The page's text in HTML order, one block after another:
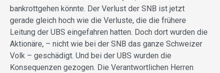
bankrottgehen könnte. Der Verlust der SNB ist jetzt
gerade gleich hoch wie die Verluste, die die frühere
Leitung der UBS eingefahren hatten. Doch dort wurden die
Aktionäre, – nicht wie bei der SNB das ganze Schweizer
Volk – geschädigt. Und bei der UBS wurden die
Konsequenzen gezogen. Die Verantwortlichen Herren